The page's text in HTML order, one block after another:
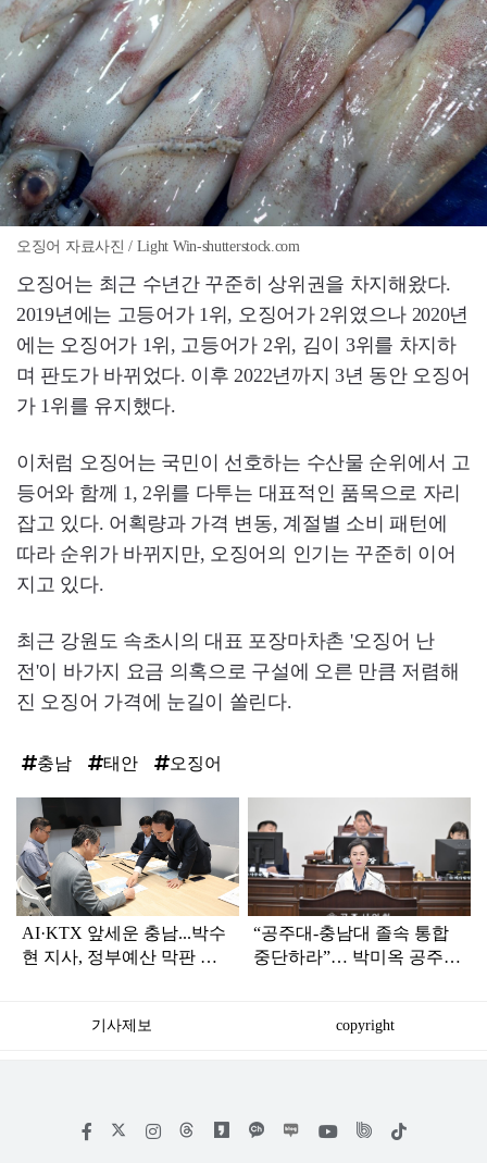
오징어 자료사진 / Light Win-shutterstock.com
오징어는 최근 수년간 꾸준히 상위권을 차지해왔다.
2019년에는 고등어가 1위, 오징어가 2위였으나 2020년
에는 오징어가 1위, 고등어가 2위, 김이 3위를 차지하
며 판도가 바뀌었다. 이후 2022년까지 3년 동안 오징어
가 1위를 유지했다.
이처럼 오징어는 국민이 선호하는 수산물 순위에서 고
등어와 함께 1, 2위를 다투는 대표적인 품목으로 자리
잡고 있다. 어획량과 가격 변동, 계절별 소비 패턴에
따라 순위가 바뀌지만, 오징어의 인기는 꾸준히 이어
지고 있다.
최근 강원도 속초시의 대표 포장마차촌 '오징어 난
전'이 바가지 요금 의혹으로 구설에 오른 만큼 저렴해
진 오징어 가격에 눈길이 쏠린다.
충남 태안 오징어
라
인
AI·KTX 앞세운 충남...박수
현 지사, 정부예산 막판 설
“공주대-충남대 졸속 통합
중단하라”… 박미옥 공주시
기사제보 copyright
페
인
위
틱